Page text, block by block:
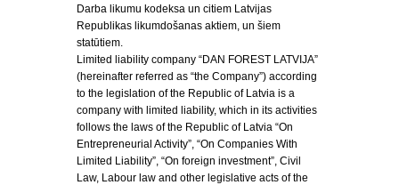
Darba likumu kodeksa un citiem Latvijas
Republikas likumdošanas aktiem, un šiem
statūtiem.
Limited liability company “DAN FOREST LATVIJA”
(hereinafter referred as “the Company”) according
to the legislation of the Republic of Latvia is a
company with limited liability, which in its activities
follows the laws of the Republic of Latvia “On
Entrepreneurial Activity”, “On Companies With
Limited Liability”, “On foreign investment”, Civil
Law, Labour law and other legislative acts of the